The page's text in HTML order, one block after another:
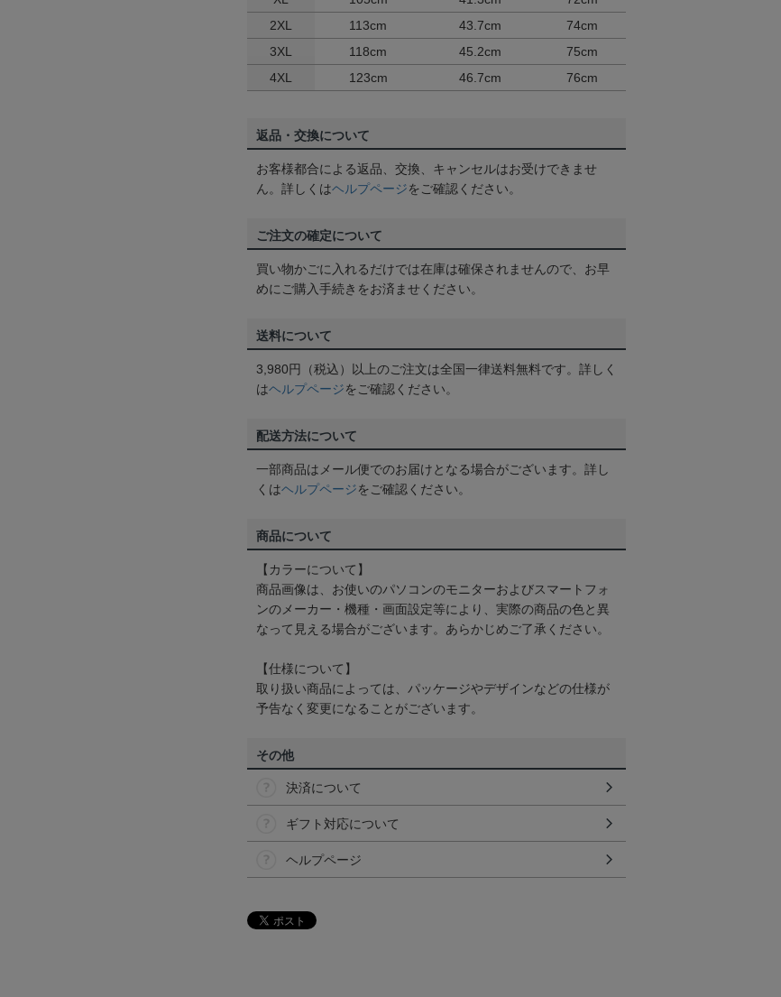
2XL
113cm 43.7cm
74cm
3XL
118cm 45.2cm
75cm
4XL
123cm 46.7cm 76cm
返品・交換について
お客様都合による返品、交換、キャンセルはお受けできませ
ん。詳しくはヘルプページをご確認ください。
ご注文の確定について
買い物かごに入れるだけでは在庫は確保されませんので、お早
めにご購入手続きをお済ませください。
送料について
3,980円（税込）以上のご注文は全国一律送料無料です。詳しく
はヘルプページをご確認ください。
配送方法について
一部商品はメール便でのお届けとなる場合がございます。詳し
くはヘルプページをご確認ください。
商品について
【カラーについて】
商品画像は、お使いのパソコンのモニターおよびスマートフォ
ンのメーカー・機種・画面設定等により、実際の商品の色と異
なって見える場合がございます。あらかじめご了承ください。
【仕様について】
取り扱い商品によっては、パッケージやデザインなどの仕様が
予告なく変更になることがございます。
その他
決済について
ギフト対応について
ヘルプページ